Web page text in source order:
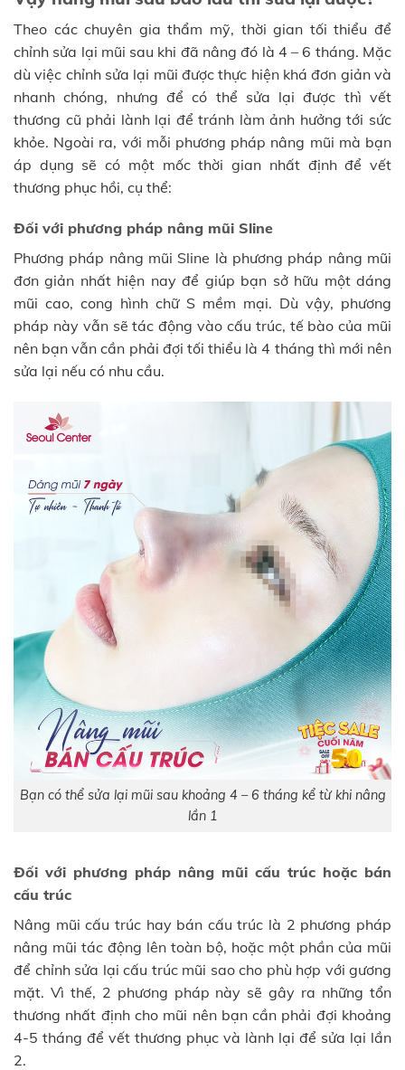
Theo các chuyên gia thẩm mỹ, thời gian tối thiểu để
chỉnh sửa lại mũi sau khi đã nâng đó là 4 – 6 tháng. Mặc
dù việc chỉnh sửa lại mũi được thực hiện khá đơn giản và
nhanh chóng, nhưng để có thể sửa lại được thì vết
thương cũ phải lành lại để tránh làm ảnh hưởng tới sức
khỏe. Ngoài ra, với mỗi phương pháp nâng mũi mà bạn
áp dụng sẽ có một mốc thời gian nhất định để vết
thương phục hồi, cụ thể:
Đối với phương pháp nâng mũi Sline
Phương pháp nâng mũi Sline là phương pháp nâng mũi
đơn giản nhất hiện nay để giúp bạn sở hữu một dáng
mũi cao, cong hình chữ S mềm mại. Dù vậy, phương
pháp này vẫn sẽ tác động vào cấu trúc, tế bào của mũi
nên bạn vẫn cần phải đợi tối thiểu là 4 tháng thì mới nên
sửa lại nếu có nhu cầu.
Bạn có thể sửa lại mũi sau khoảng 4 – 6 tháng kể từ khi nâng
lần 1
Đối với phương pháp nâng mũi cấu trúc hoặc bán
cấu trúc
Nâng mũi cấu trúc hay bán cấu trúc là 2 phương pháp
nâng mũi tác động lên toàn bộ, hoặc một phần của mũi
để chỉnh sửa lại cấu trúc mũi sao cho phù hợp với gương
mặt. Vì thế, 2 phương pháp này sẽ gây ra những tổn
thương nhất định cho mũi nên bạn cần phải đợi khoảng
4-5 tháng để vết thương phục và lành lại để sửa lại lần
2.